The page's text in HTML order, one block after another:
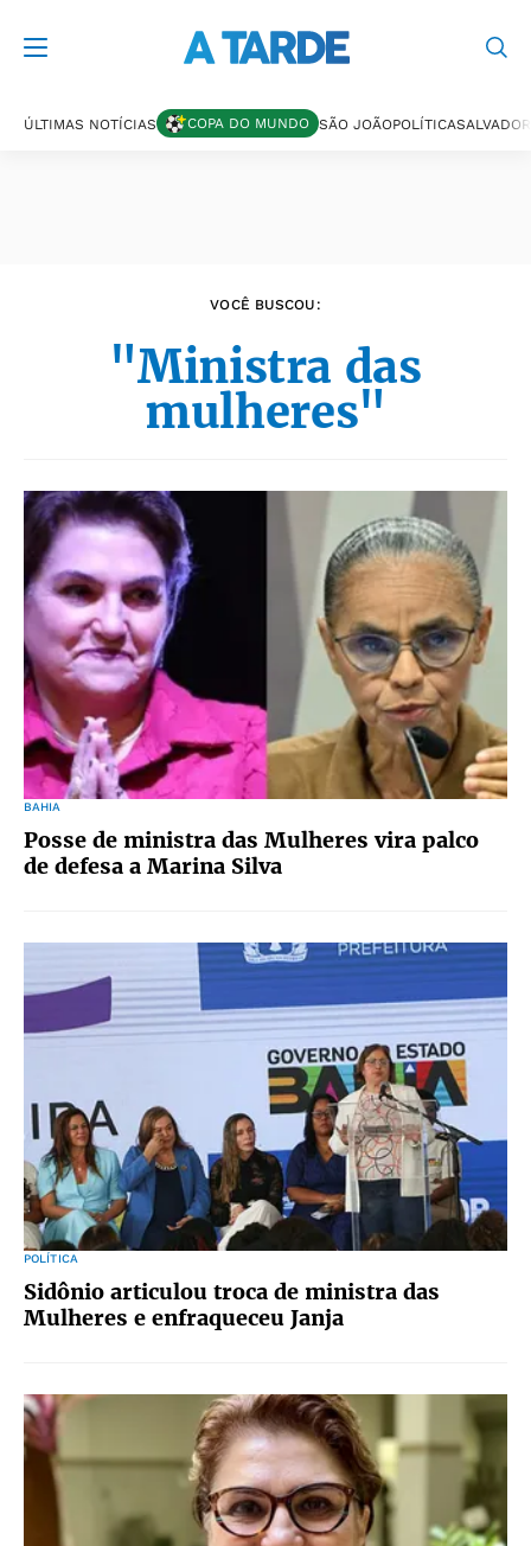
ÚLTIMAS NOTÍCIAS COPA DO MUNDO SÃO JOÃOPOLÍTICASALVADOR
VOCÊ BUSCOU:
"Ministra das
mulheres"
BAHIA
Posse de ministra das Mulheres vira palco
de defesa a Marina Silva
POLÍTICA
Sidônio articulou troca de ministra das
Mulheres e enfraqueceu Janja